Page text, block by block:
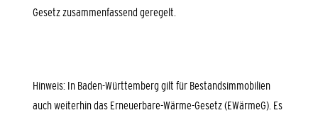
Gesetz zusammenfassend geregelt.
Hinweis: In Baden-Württemberg gilt für Bestandsimmobilien
auch weiterhin das Erneuerbare-Wärme-Gesetz (EWärmeG). Es